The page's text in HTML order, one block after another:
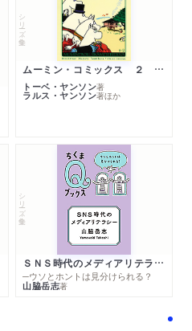
シリーズ・全集
ムーミン・コミックス ２ あこがれの遠い土地
トーベ・ヤンソン著
ラルス・ヤンソン著ほか
シリーズ・全集
ＳＮＳ時代のメディアリテラシー
─ウソとホントは見分けられる？
山脇岳志著